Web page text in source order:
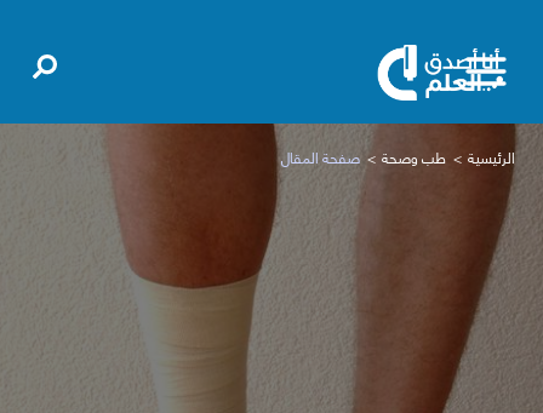
الرئيسية طب وصحة صفحة المقال